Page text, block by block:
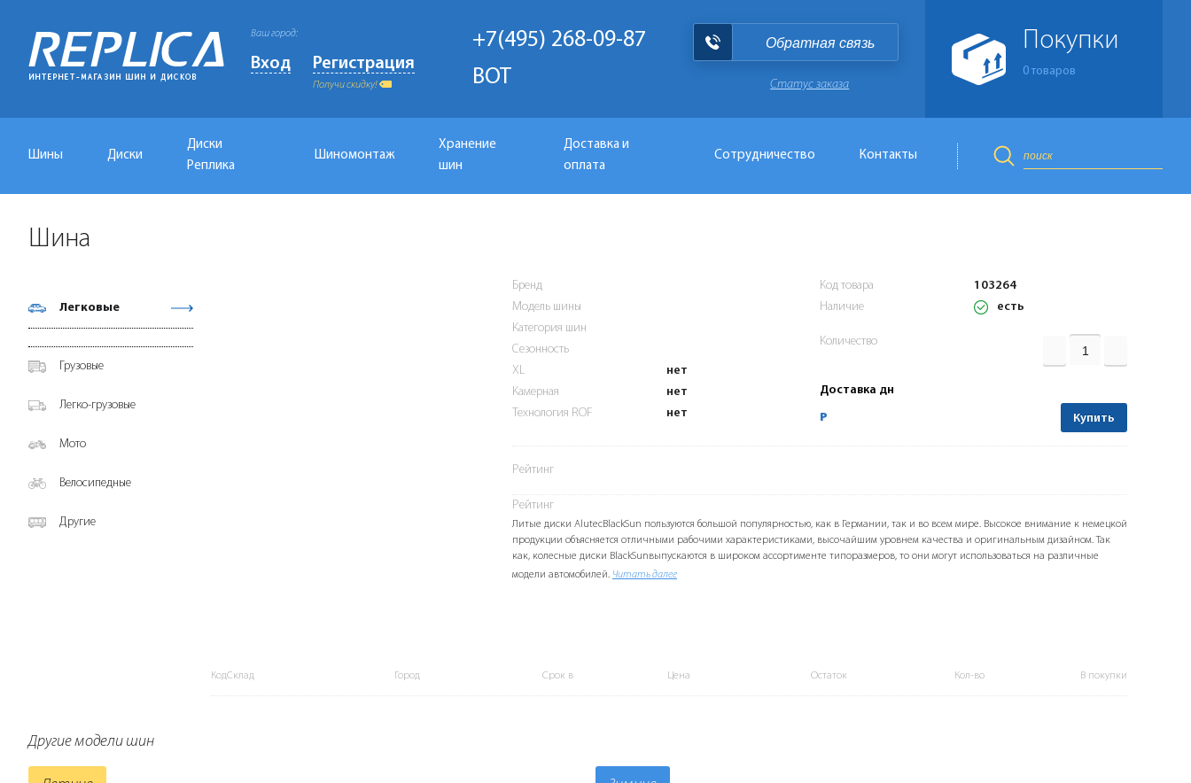
Ваш город:
Вход Регистрация
Получи скидку!
+7(495) 268-09-87
BOT
Обратная связь
Статус заказа
Покупки
0 товаров
Шины Диски
Диски
Реплика
Шиномонтаж
Хранение
шин
Доставка и
оплата
Сотрудничество Контакты
Шина
Легковые
Грузовые
Легко-грузовые
Мото
Велосипедные
Другие
Бренд
Модель шины
Категория шин
Сезонность
XL
нет
Камерная
нет
Технология ROF
нет
Код товара
103264
Наличие
есть
Количество
Доставка дн
Р Купить
Рейтинг
Рейтинг
Литые диски AlutecBlackSun пользуются большой популярностью, как в Германии, так и во всем мире. Высокое внимание к немецкой
продукции объясняется отличными рабочими характеристиками, высочайшим уровнем качества и оригинальным дизайном. Так
как, колесные диски BlackSunвыпускаются в широком ассортименте типоразмеров, то они могут использоваться на различные
модели автомобилей. Читать далее
КодСклад Город Срок в Цена Остаток Кол-во В покупки
Другие модели шин